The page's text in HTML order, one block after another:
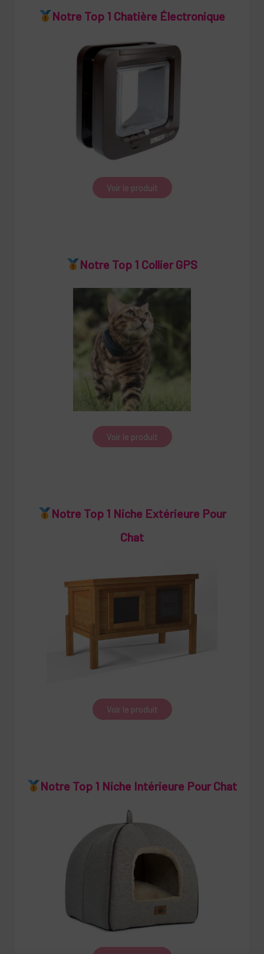
Notre Top 1 Chatière Électronique
Voir le produit
Notre Top 1 Collier GPS
Voir le produit
Notre Top 1 Niche Extérieure Pour
Chat
Voir le produit
Notre Top 1 Niche Intérieure Pour Chat